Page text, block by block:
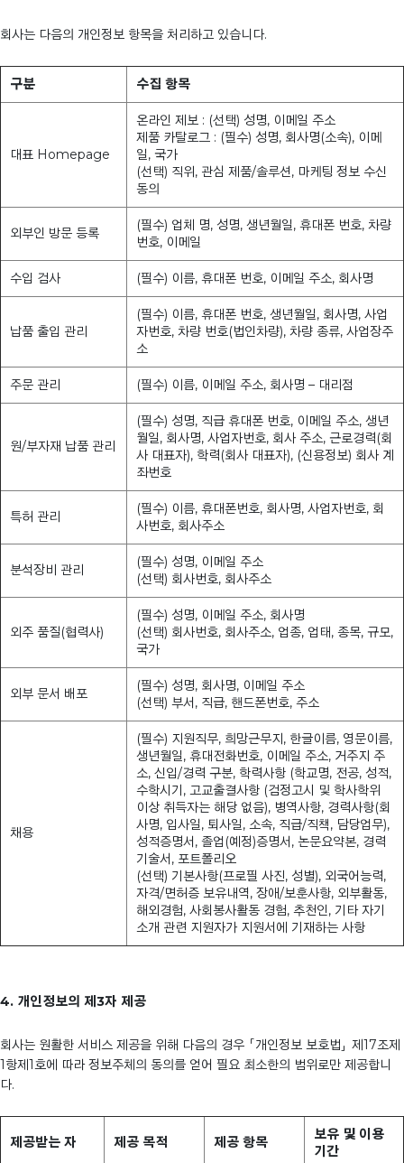
회사는 다음의 개인정보 항목을 처리하고 있습니다.
구분 수집 항목
대표 Homepage
온라인 제보 : (선택) 성명, 이메일 주소
제품 카탈로그 : (필수) 성명, 회사명(소속), 이메
일, 국가
(선택) 직위, 관심 제품/솔루션, 마케팅 정보 수신
동의
외부인 방문 등록
(필수) 업체 명, 성명, 생년월일, 휴대폰 번호, 차량
번호, 이메일
수입 검사 (필수) 이름, 휴대폰 번호, 이메일 주소, 회사명
납품 출입 관리
(필수) 이름, 휴대폰 번호, 생년월일, 회사명, 사업
자번호, 차량 번호(법인차량), 차량 종류, 사업장주
소
주문 관리 (필수) 이름, 이메일 주소, 회사명 – 대리점
원/부자재 납품 관리
(필수) 성명, 직급 휴대폰 번호, 이메일 주소, 생년
월일, 회사명, 사업자번호, 회사 주소, 근로경력(회
사 대표자), 학력(회사 대표자), (신용정보) 회사 계
좌번호
특허 관리
(필수) 이름, 휴대폰번호, 회사명, 사업자번호, 회
사번호, 회사주소
분석장비 관리
(필수) 성명, 이메일 주소
(선택) 회사번호, 회사주소
외주 품질(협력사)
(필수) 성명, 이메일 주소, 회사명
(선택) 회사번호, 회사주소, 업종, 업태, 종목, 규모,
국가
외부 문서 배포
(필수) 성명, 회사명, 이메일 주소
(선택) 부서, 직급, 핸드폰번호, 주소
채용
(필수) 지원직무, 희망근무지, 한글이름, 영문이름,
생년월일, 휴대전화번호, 이메일 주소, 거주지 주
소, 신입/경력 구분, 학력사항 (학교명, 전공, 성적,
수학시기, 고교출결사항 (검정고시 및 학사학위
이상 취득자는 해당 없음), 병역사항, 경력사항(회
사명, 입사일, 퇴사일, 소속, 직급/직책, 담당업무),
성적증명서, 졸업(예정)증명서, 논문요약본, 경력
기술서, 포트폴리오
(선택) 기본사항(프로필 사진, 성별), 외국어능력,
자격/면허증 보유내역, 장애/보훈사항, 외부활동,
해외경험, 사회봉사활동 경험, 추천인, 기타 자기
소개 관련 지원자가 지원서에 기재하는 사항
4. 개인정보의 제3자 제공
회사는 원활한 서비스 제공을 위해 다음의 경우 「개인정보 보호법」 제17조제
1항제1호에 따라 정보주체의 동의를 얻어 필요 최소한의 범위로만 제공합니
다.
제공받는 자 제공 목적 제공 항목
보유 및 이용
기간